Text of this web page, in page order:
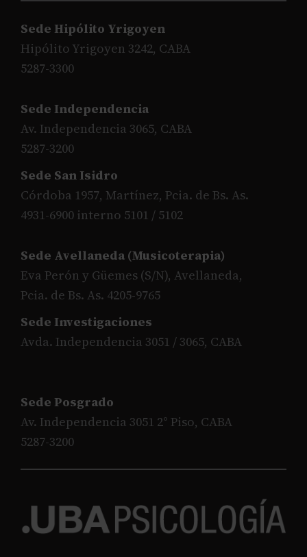
Sede Hipólito Yrigoyen
Hipólito Yrigoyen 3242, CABA
5287-3300
Sede Independencia
Av. Independencia 3065, CABA
5287-3200
Sede San Isidro
Córdoba 1957, Martínez, Pcia. de Bs. As.
4931-6900 interno 5101 / 5102
Sede Avellaneda (Musicoterapia)
Eva Perón y Güemes (S/N), Avellaneda,
Pcia. de Bs. As. 4205-9765
Sede Investigaciones
Avda. Independencia 3051 / 3065, CABA
Sede Posgrado
Av. Independencia 3051 2° Piso, CABA
5287-3200